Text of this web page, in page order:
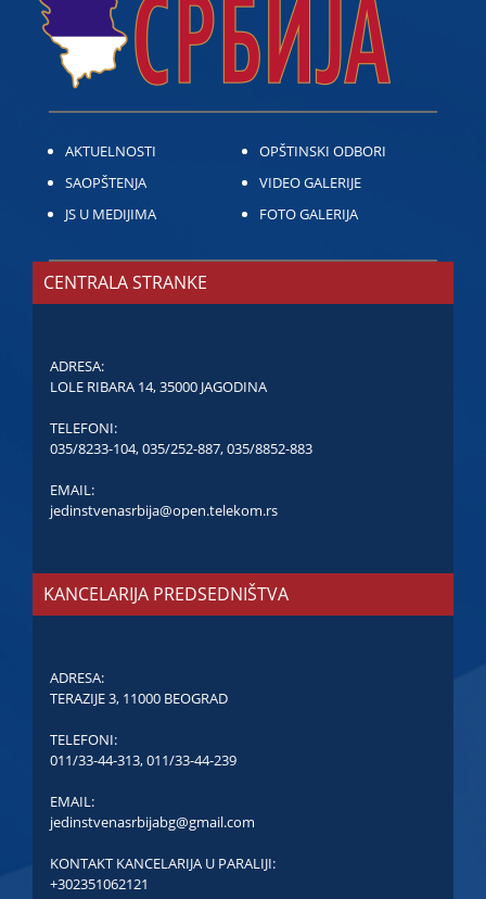
AKTUELNOSTI
SAOPŠTENJA
JS U MEDIJIMA
OPŠTINSKI ODBORI
VIDEO GALERIJE
FOTO GALERIJA
CENTRALA STRANKE
ADRESA:
LOLE RIBARA 14, 35000 JAGODINA
TELEFONI:
035/8233-104,035/252-887,035/8852-883
EMAIL:
jedinstvenasrbija@open.telekom.rs
KANCELARIJA PREDSEDNIŠTVA
ADRESA:
TERAZIJE 3, 11000 BEOGRAD
TELEFONI:
011/33-44-313,011/33-44-239
EMAIL:
jedinstvenasrbijabg@gmail.com
KONTAKT KANCELARIJA U PARALIJI:
+302351062121